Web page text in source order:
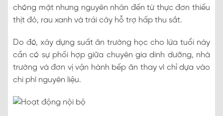
chóng mặt nhưng nguyên nhân đến từ thực đơn thiếu
thịt đỏ, rau xanh và trái cây hỗ trợ hấp thu sắt.
Do đó, xây dựng suất ăn trường học cho lứa tuổi này
cần có sự phối hợp giữa chuyên gia dinh dưỡng, nhà
trường và đơn vị vận hành bếp ăn thay vì chỉ dựa vào
chi phí nguyên liệu.